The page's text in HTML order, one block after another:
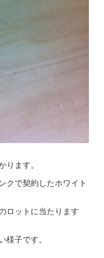
ります。
クで契約したホワイト
ロットに当たります
様子です。